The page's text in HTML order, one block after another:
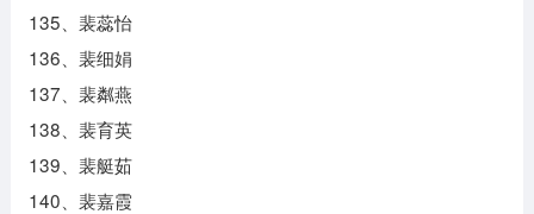
135、裴蕊怡
136、裴细娟
137、裴粼燕
138、裴育英
139、裴艇茹
140、裴嘉霞